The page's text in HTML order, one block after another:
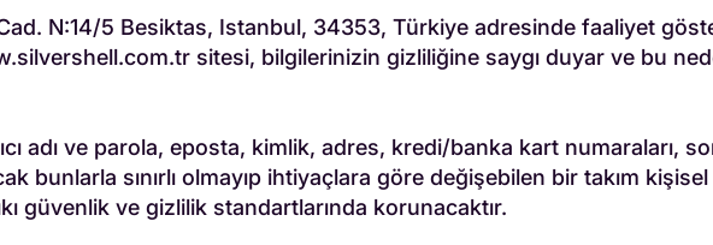
N:14/5 Besiktas, Istanbul, 34353, Türkiye adresinde faaliyet
sitesi, bilgilerinizin gizliliğine saygı duyar ve bu
adı ve parola, eposta, kimlik, adres, kredi/banka kart numaraları,
bunlarla sınırlı olmayıp ihtiyaçlara göre değişebilen bir takım
güvenlik ve gizlilik standartlarında korunacaktır.